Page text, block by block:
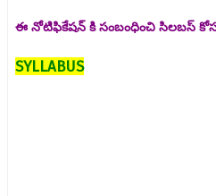
ఈ నోటిఫికేషన్ కి సంబంధించి సిలబస్ కోసం
SYLLABUS